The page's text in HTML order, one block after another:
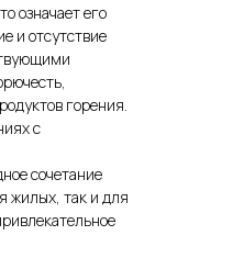
означает его
и отсутствие
горения.
с
сочетание
жилых, так и для